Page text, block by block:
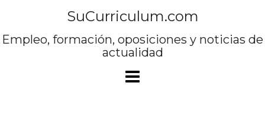
contenido
SuCurriculum.com
Empleo, formación, oposiciones y noticias de
actualidad